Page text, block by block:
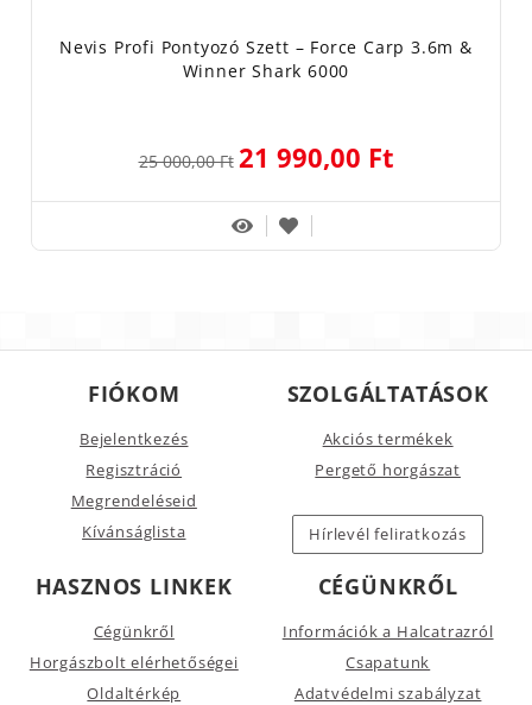
Nevis Profi Pontyozó Szett – Force Carp 3.6m &
Winner Shark 6000
25 000,00 Ft 21 990,00 Ft
FIÓKOM
Bejelentkezés
Regisztráció
Megrendeléseid
Kívánságlista
SZOLGÁLTATÁSOK
Akciós termékek
Pergető horgászat
Hírlevél feliratkozás
HASZNOS LINKEK
Cégünkről
Horgászbolt elérhetőségei
Oldaltérkép
CÉGÜNKRŐL
Információk a Halcatrazról
Csapatunk
Adatvédelmi szabályzat